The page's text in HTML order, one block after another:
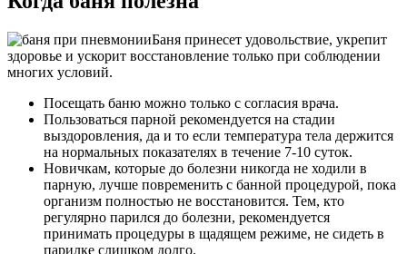
Баня принесет удовольствие, укрепит
здоровье и ускорит восстановление только при соблюдении
многих условий.
Посещать баню можно только с согласия врача.
Пользоваться парной рекомендуется на стадии
выздоровления, да и то если температура тела держится
на нормальных показателях в течение 7-10 суток.
Новичкам, которые до болезни никогда не ходили в
парную, лучше повременить с банной процедурой, пока
организм полностью не восстановится. Тем, кто
регулярно парился до болезни, рекомендуется
принимать процедуры в щадящем режиме, не сидеть в
парилке слишком долго.